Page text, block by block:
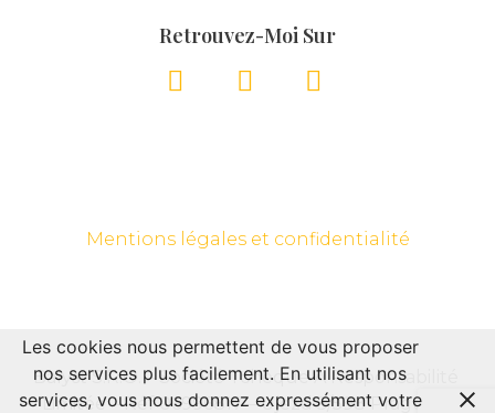
Retrouvez-Moi Sur
Mentions légales et confidentialité
Balyst S.R.O. – Société Tchèque À Responsabilité
Limitée – Réf 06996817 – Ujezd 5/598 Prague –
Les cookies nous permettent de vous proposer
nos services plus facilement. En utilisant nos
services, vous nous donnez expressément votre